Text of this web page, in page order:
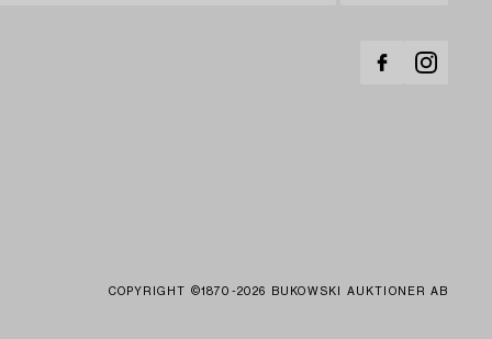
COPYRIGHT ©1870-2026 BUKOWSKI AUKTIONER AB